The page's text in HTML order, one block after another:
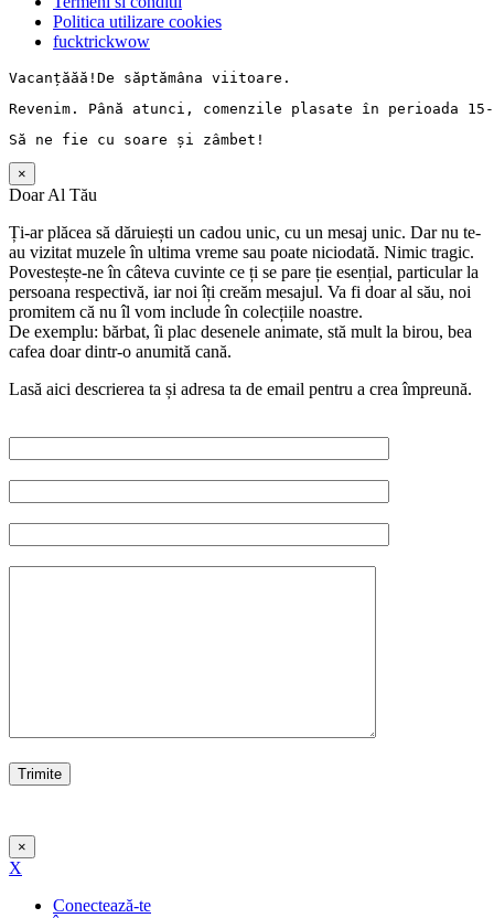
Politica utilizare cookies
fucktrickwow
Vacanțăăă!De săptămâna viitoare.
Revenim. Până atunci, comenzile plasate în perioada
Să ne fie cu soare și zâmbet !
×
Doar Al Tău
Ți-ar plăcea să dăruiești un cadou unic, cu un mesaj unic. Dar nu te-
au vizitat muzele în ultima vreme sau poate niciodată. Nimic tragic.
Povestește-ne în câteva cuvinte ce ți se pare ție esențial, particular la
persoana respectivă, iar noi îți creăm mesajul. Va fi doar al său, noi
promitem că nu îl vom include în colecțiile noastre.
De exemplu: bărbat, îi plac desenele animate, stă mult la birou, bea
cafea doar dintr-o anumită cană.
Lasă aici descrierea ta și adresa ta de email pentru a crea împreună.
×
X
Conectează-te